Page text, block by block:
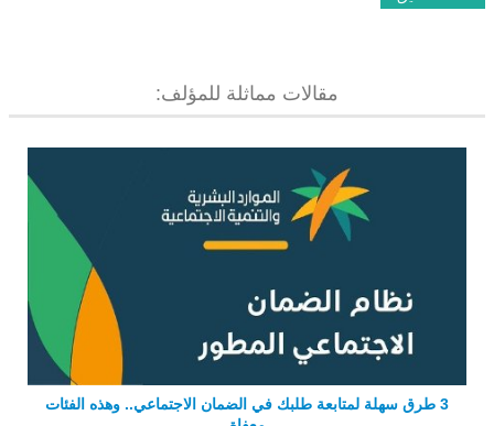
مقالات مماثلة للمؤلف:
3 طرق سهلة لمتابعة طلبك في الضمان الاجتماعي.. وهذه الفئات